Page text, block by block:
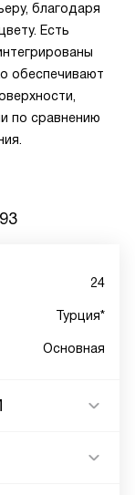
благодаря
Есть
обеспечивают
по сравнению
24
Турция*
Основная